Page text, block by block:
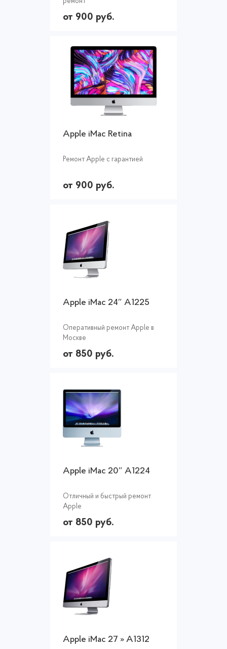
от 900 руб.
Apple iMac Retina
Ремонт Apple с гарантией
от 900 руб.
Apple iMac 24″ A1225
Оперативный ремонт Apple в
Москве
от 850 руб.
Apple iMac 20″ A1224
Отличный и быстрый ремонт
Apple
от 850 руб.
Apple iMac 27 » A1312